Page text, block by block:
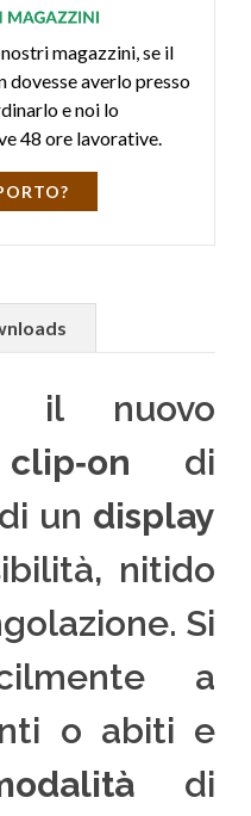
magazzini, se il
dovesse averlo presso
e noi lo
48 ore lavorative.
nuovo
di
un display
nitido
Si
a
o abiti e
di